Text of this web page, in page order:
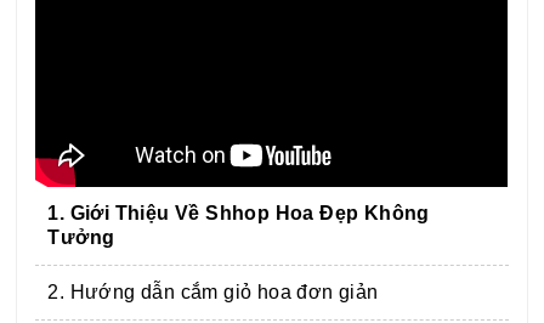
1. Giới Thiệu Về Shhop Hoa Đẹp Không
Tưởng
2. Hướng dẫn cắm giỏ hoa đơn giản